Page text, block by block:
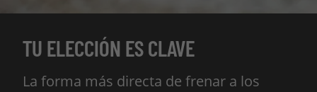
TU ELECCIÓN ES CLAVE
La forma más directa de frenar a los